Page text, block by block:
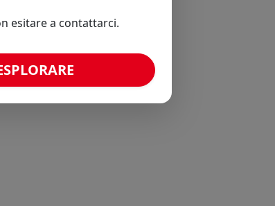
esitare a contattarci.